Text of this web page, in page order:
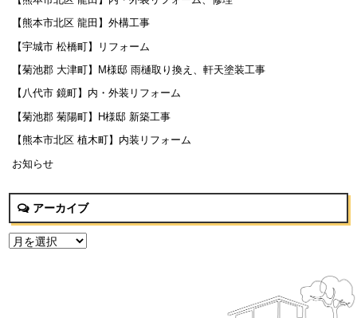
【熊本市北区 龍田】外構工事
【宇城市 松橋町】リフォーム
【菊池郡 大津町】M様邸 雨樋取り換え、軒天塗装工事
【八代市 鏡町】内・外装リフォーム
【菊池郡 菊陽町】H様邸 新築工事
【熊本市北区 植木町】内装リフォーム
お知らせ
アーカイブ